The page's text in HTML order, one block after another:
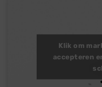
Klik om
accepteren